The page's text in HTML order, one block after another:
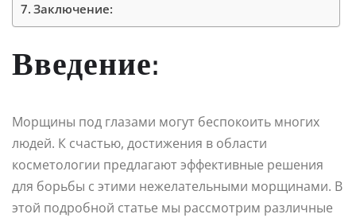
Заключение:
Введение:
Морщины под глазами могут беспокоить многих
людей. К счастью, достижения в области
косметологии предлагают эффективные решения
для борьбы с этими нежелательными морщинами. В
этой подробной статье мы рассмотрим различные